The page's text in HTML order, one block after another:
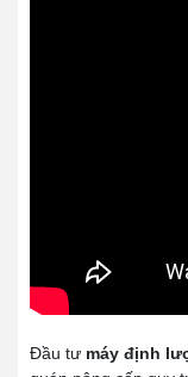
Đầu tư máy định